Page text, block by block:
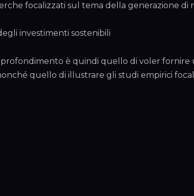
focalizzati sul tema della generazione
investimenti sostenibili
è quindi quello di voler fornire
quello di illustrare gli studi empirici